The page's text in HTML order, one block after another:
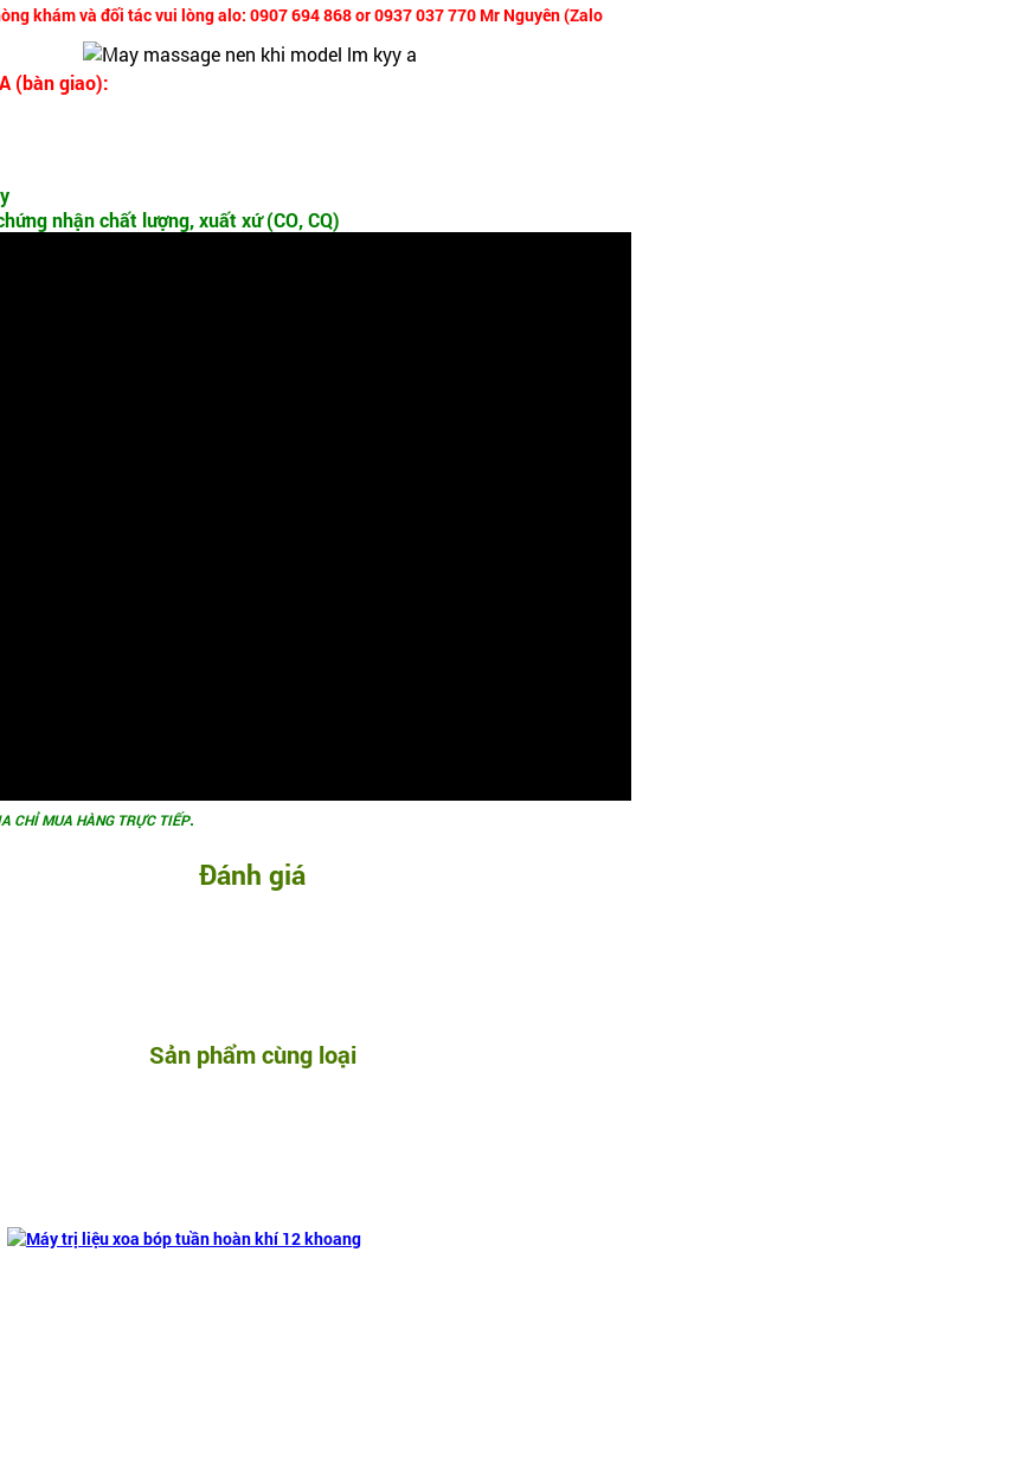
khám và đối tác vui lòng alo: 0907 694 868 or 0937 037 770 Mr Nguyên (Zalo
(bàn giao):
nhận chất lượng, xuất xứ (CO, CQ)
CHỈ MUA HÀNG TRỰC TIẾP.
Đánh giá
Sản phẩm cùng loại